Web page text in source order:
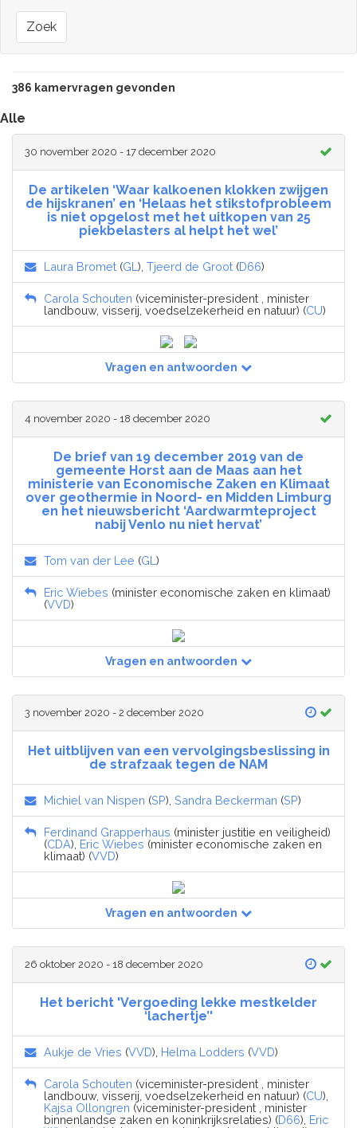
Zoek
386 kamervragen gevonden
Alle
30 november 2020 - 17 december 2020
De artikelen ‘Waar kalkoenen klokken zwijgen
de hijskranen’ en ‘Helaas het stikstofprobleem
is niet opgelost met het uitkopen van 25
piekbelasters al helpt het wel’
Laura Bromet (GL ), Tjeerd de Groot (D66)
Carola Schouten (viceminister-president , minister
landbouw, visserij, voedselzekerheid en natuur) (CU)
Vragen en antwoorden
4 november 2020 - 18 december 2020
De brief van 19 december 2019 van de
gemeente Horst aan de Maas aan het
ministerie van Economische Zaken en Klimaat
over geothermie in Noord- en Midden Limburg
en het nieuwsbericht ‘Aardwarmteproject
nabij Venlo nu niet hervat’
Tom van der Lee (GL )
Eric Wiebes (minister economische zaken en klimaat)
(VVD)
Vragen en antwoorden
3 november 2020 - 2 december 2020
Het uitblijven van een vervolgingsbeslissing in
de strafzaak tegen de NAM
Michiel van Nispen (SP), Sandra Beckerman (SP)
Ferdinand Grapperhaus (minister justitie en veiligheid)
(CDA), Eric Wiebes (minister economische zaken en
klimaat) (VVD)
Vragen en antwoorden
26 oktober 2020 - 18 december 2020
Het bericht 'Vergoeding lekke mestkelder
‘lachertje’'
Aukje de Vries (VVD), Helma Lodders (VVD)
Carola Schouten (viceminister-president , minister
landbouw, visserij, voedselzekerheid en natuur) (CU),
Kajsa Ollongren (viceminister-president , minister
binnenlandse zaken en koninkrijksrelaties) (D66), Eric